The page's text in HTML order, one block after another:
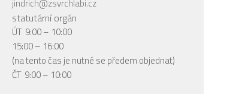
jindrich@zsvrchlabi.cz
statutární orgán
ÚT 9:00 – 10:00
15:00 – 16:00
(na tento čas je nutné se předem objednat)
ČT 9:00 – 10:00